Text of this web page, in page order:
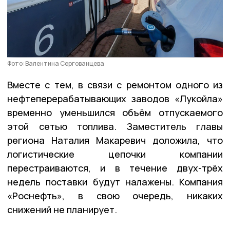
Фото: Валентина Сергованцева
Вместе с тем, в связи с ремонтом одного из
нефтеперерабатывающих заводов «Лукойла»
временно уменьшился объём отпускаемого
этой сетью топлива. Заместитель главы
региона Наталия Макаревич доложила, что
логистические цепочки компании
перестраиваются, и в течение двух-трёх
недель поставки будут налажены. Компания
«Роснефть», в свою очередь, никаких
снижений не планирует.